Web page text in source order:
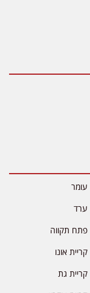
עומר
ערד
פתח תקווה
קריית אונו
קריית גת